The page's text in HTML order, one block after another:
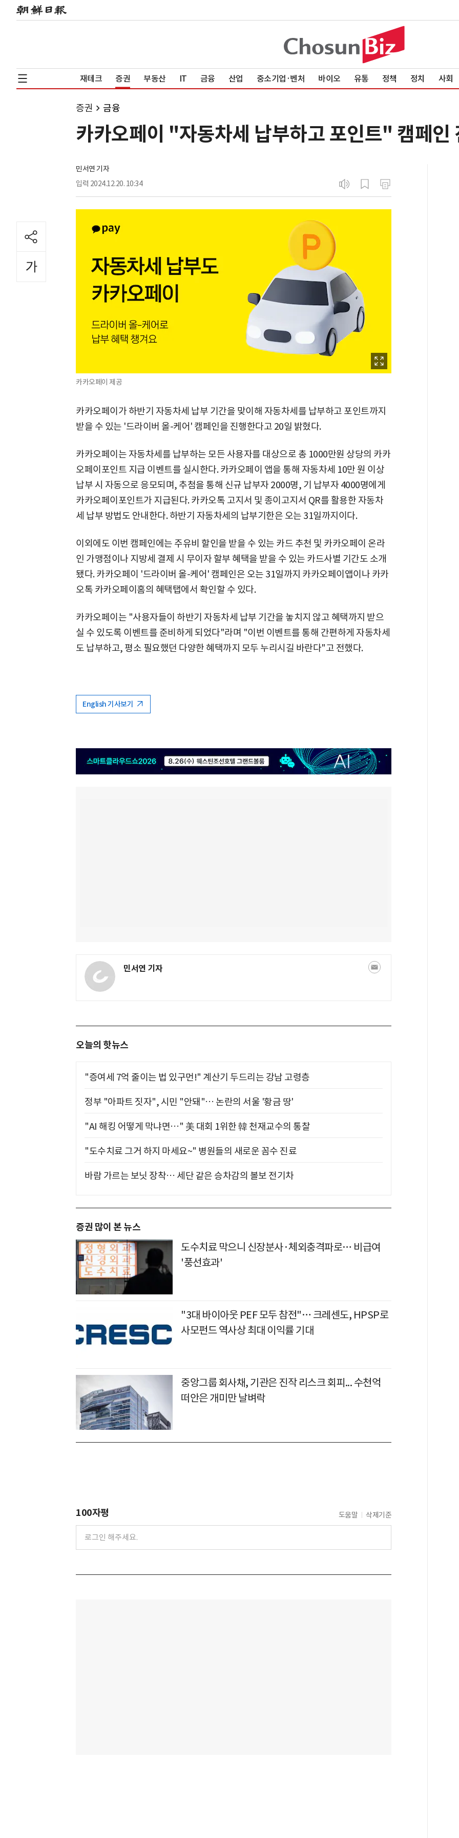
재테크 증권 부동산 IT 금융 산업 중소기업·벤처 바이오 유통 정책 정치 사회
증권 금융
카카오페이 "자동차세 납부하고 포인트" 캠페인
민서연 기자
입력 2024.12.20. 10:34
카카오페이 제공
카카오페이가 하반기 자동차세 납부 기간을 맞이해 자동차세를 납부하고 포인트까지
받을 수 있는 '드라이버 올-케어' 캠페인을 진행한다고 20일 밝혔다.
카카오페이는 자동차세를 납부하는 모든 사용자를 대상으로 총 1000만원 상당의 카카
오페이포인트 지급 이벤트를 실시한다. 카카오페이 앱을 통해 자동차세 10만 원 이상
납부 시 자동으로 응모되며, 추첨을 통해 신규 납부자 2000명, 기 납부자 4000명에게
카카오페이포인트가 지급된다. 카카오톡 고지서 및 종이고지서 QR를 활용한 자동차
세 납부 방법도 안내한다. 하반기 자동차세의 납부기한은 오는 31일까지이다.
이외에도 이번 캠페인에는 주유비 할인을 받을 수 있는 카드 추천 및 카카오페이 온라
인 가맹점이나 지방세 결제 시 무이자 할부 혜택을 받을 수 있는 카드사별 기간도 소개
됐다. 카카오페이 '드라이버 올-케어' 캠페인은 오는 31일까지 카카오페이앱이나 카카
오톡 카카오페이홈의 혜택탭에서 확인할 수 있다.
카카오페이는 "사용자들이 하반기 자동차세 납부 기간을 놓치지 않고 혜택까지 받으
실 수 있도록 이벤트를 준비하게 되었다"라며 "이번 이벤트를 통해 간편하게 자동차세
도 납부하고, 평소 필요했던 다양한 혜택까지 모두 누리시길 바란다"고 전했다.
English 기사보기
민서연 기자
오늘의 핫뉴스
"증여세 7억 줄이는 법 있구먼!" 계산기 두드리는 강남 고령층
정부 "아파트 짓자", 시민 "안돼"… 논란의 서울 '황금 땅'
"AI 해킹 어떻게 막냐면…" 美 대회 1위한 韓 천재교수의 통찰
"도수치료 그거 하지 마세요~" 병원들의 새로운 꼼수 진료
바람 가르는 보닛 장착… 세단 같은 승차감의 볼보 전기차
증권 많이 본 뉴스
도수치료 막으니 신장분사·체외충격파로… 비급여
'풍선효과'
"3대 바이아웃 PEF 모두 참전"… 크레센도, HPSP로
사모펀드 역사상 최대 이익률 기대
중앙그룹 회사채, 기관은 진작 리스크 회피... 수천억
떠안은 개미만 날벼락
100자평 도움말 삭제기준